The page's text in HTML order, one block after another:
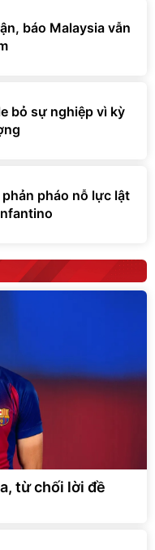
báo Malaysia vẫn
bỏ sự nghiệp vì kỳ
phản pháo nỗ lực lật
từ chối lời đề